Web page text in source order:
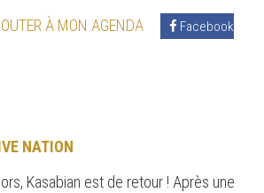
À MON AGENDA Facebook
NATION
Kasabian est de retour ! Après une